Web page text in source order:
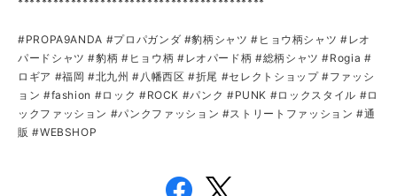
#PROPA9ANDA #プロパガンダ #豹柄シャツ #ヒョウ柄シャツ #レオ
パードシャツ #豹柄 #ヒョウ柄 #レオパード柄 #総柄シャツ #Rogia #
ロギア #福岡 #北九州 #八幡西区 #折尾 #セレクトショップ #ファッシ
ョン #fashion #ロック #ROCK #パンク #PUNK #ロックスタイル #ロ
ックファッション #パンクファッション #ストリートファッション #通
販 #WEBSHOP